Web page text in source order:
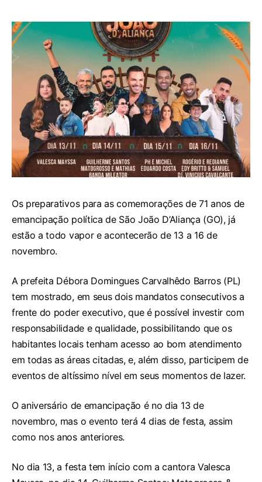
Os preparativos para as comemorações de 71 anos de
emancipação política de São João D’Aliança (GO), já
estão a todo vapor e acontecerão de 13 a 16 de
novembro.
A prefeita Débora Domingues Carvalhêdo Barros (PL)
tem mostrado, em seus dois mandatos consecutivos a
frente do poder executivo, que é possível investir com
responsabilidade e qualidade, possibilitando que os
habitantes locais tenham acesso ao bom atendimento
em todas as áreas citadas, e, além disso, participem de
eventos de altíssimo nível em seus momentos de lazer.
O aniversário de emancipação é no dia 13 de
novembro, mas o evento terá 4 dias de festa, assim
como nos anos anteriores.
No dia 13, a festa tem início com a cantora Valesca